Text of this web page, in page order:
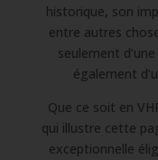
historique, son
entre autres
seulement
également
Que ce soit en
qui illustre cette
exceptionnelle